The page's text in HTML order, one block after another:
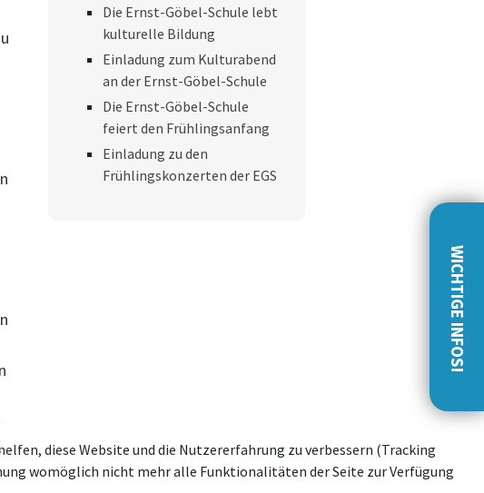
WICHTIGE INFOS!
Die Ernst-Göbel-Schule lebt
kulturelle Bildung
Einladung zum Kulturabend
an der Ernst-Göbel-Schule
Die Ernst-Göbel-Schule
feiert den Frühlingsanfang
Einladung zu den
Frühlingskonzerten der EGS
diese Website und die Nutzererfahrung zu verbessern (Tracking
womöglich nicht mehr alle Funktionalitäten der Seite zur Verfügung